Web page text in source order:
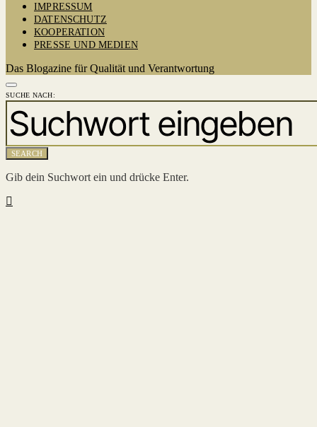
IMPRESSUM
DATENSCHUTZ
KOOPERATION
PRESSE UND MEDIEN
Das Blogazine für Qualität und Verantwortung
SUCHE NACH:
SEARCH
Gib dein Suchwort ein und drücke Enter.